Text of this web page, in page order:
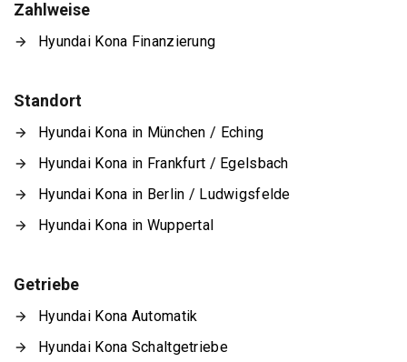
Zahlweise
Hyundai Kona Finanzierung
Standort
Hyundai Kona in München / Eching
Hyundai Kona in Frankfurt / Egelsbach
Hyundai Kona in Berlin / Ludwigsfelde
Hyundai Kona in Wuppertal
Getriebe
Hyundai Kona Automatik
Hyundai Kona Schaltgetriebe